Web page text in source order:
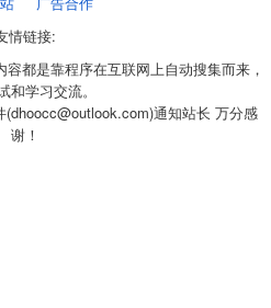
情链接:
都是靠程序在互联网上自动搜集而来，
和学习交流。
通知站长 万分感
谢！